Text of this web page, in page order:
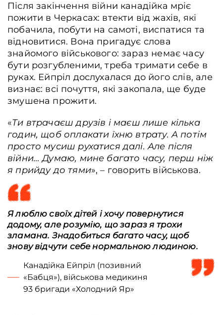
Після закінчення війни канадійка мріє
пожити в Черкасах: втекти від жахів, які
побачила, побути на самоті, виспатися та
відновитися. Вона пригадує слова
знайомого військового: зараз немає часу
бути розгубленими, треба тримати себе в
руках. Ейпріл дослухалася до його слів, але
визнає: всі почуття, які закопала, ще буде
змушена прожити.
«Ти втрачаєш друзів і маєш лише кілька
годин, щоб оплакати їхню втрату. А потім
просто мусиш рухатися далі. Але після
війни… Думаю, мине багато часу, перш ніж
я прийду до тями», – говорить військова.
Я люблю своїх дітей і хочу повернутися
додому, але розумію, що зараз я трохи
зламана. Знадобиться багато часу, щоб
знову відчути себе нормальною людиною.
Канадійка Ейпріл (позивний
«Бабця»), військова медикиня
93 бригади «Холодний Яр»